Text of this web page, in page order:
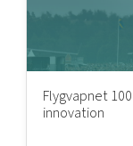
Flygvapnet
innovation